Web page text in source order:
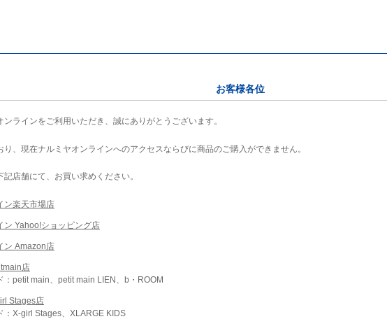
お客様各位
ンラインをご利用いただき、誠にありがとうございます。
り、現在ナルミヤオンラインへのアクセスならびに商品のご購入ができません。
記店舗にて、お買い求めください。
ン楽天市場店
ン Yahoo!ショッピング店
ン Amazon店
店
：petit main、petit main LIEN、b・ROOM
Stages店
：X-girl Stages、XLARGE KIDS